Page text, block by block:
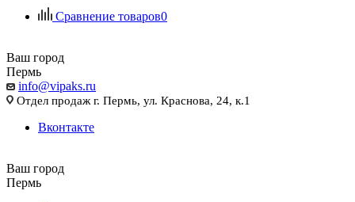
Сравнение товаров0
Ваш город
Пермь
info@vipaks.ru
Отдел продаж г. Пермь, ул. Краснова, 24, к.1
Вконтакте
Ваш город
Пермь